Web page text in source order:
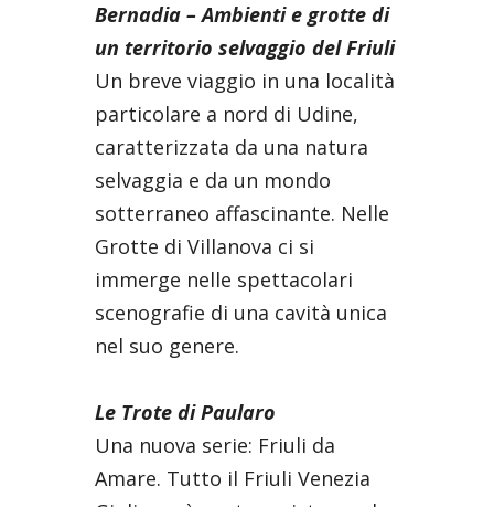
Bernadia – Ambienti e grotte di
un territorio selvaggio del Friuli
Un breve viaggio in una località
particolare a nord di Udine,
caratterizzata da una natura
selvaggia e da un mondo
sotterraneo affascinante. Nelle
Grotte di Villanova ci si
immerge nelle spettacolari
scenografie di una cavità unica
nel suo genere.
Le Trote di Paularo
Una nuova serie: Friuli da
Amare. Tutto il Friuli Venezia